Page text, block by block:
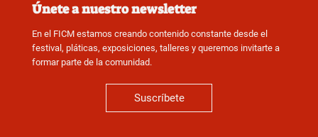
Únete a nuestro newsletter
En el FICM estamos creando contenido constante desde el
festival, pláticas, exposiciones, talleres y queremos invitarte a
formar parte de la comunidad.
Suscríbete